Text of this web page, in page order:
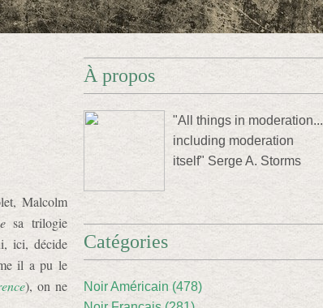
Malcolm
sa trilogie
ici, décide
il a pu le
), on ne
À propos
"All things in moderation...
including moderation
itself" Serge A. Storms
Catégories
Noir Américain (478)